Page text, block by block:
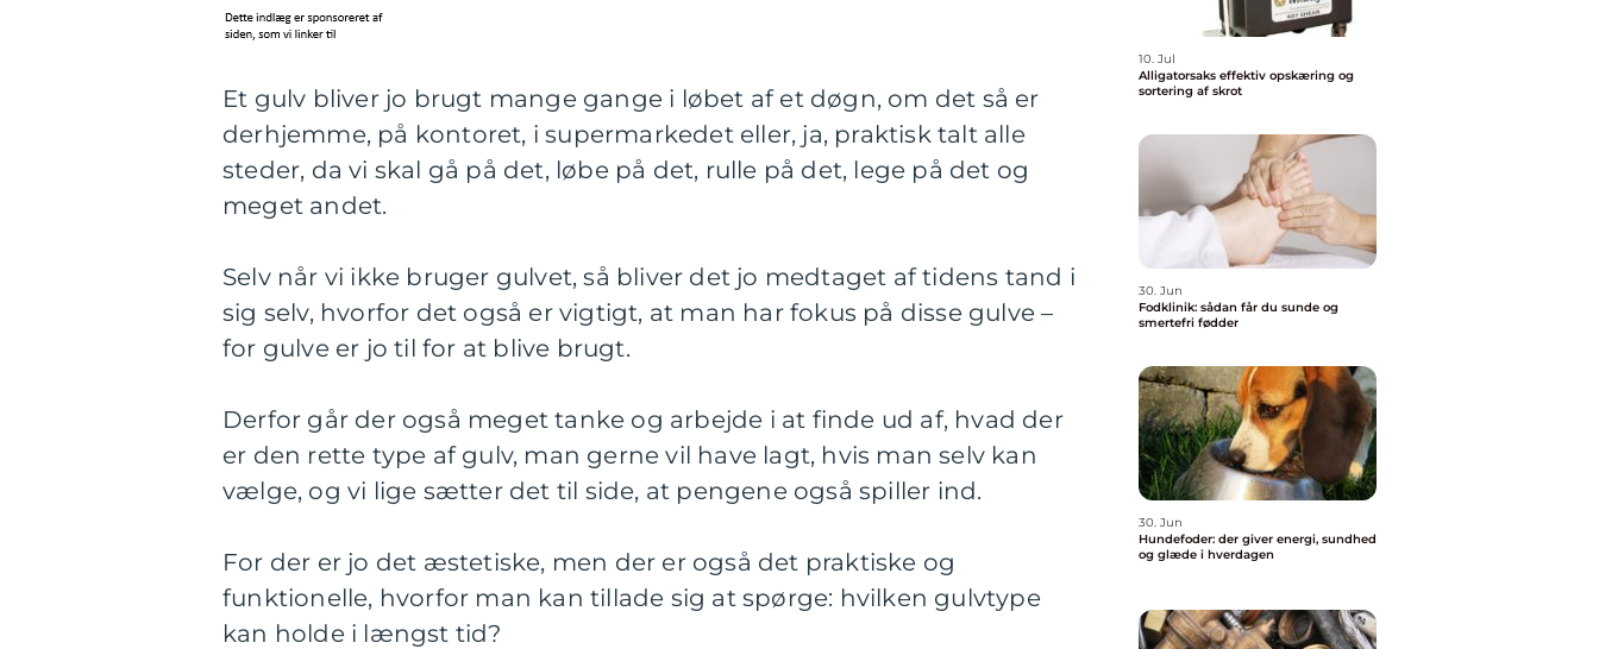
Et gulv bliver jo brugt mange gange i løbet af et døgn, om det så er
derhjemme, på kontoret, i supermarkedet eller, ja, praktisk talt alle
steder, da vi skal gå på det, løbe på det, rulle på det, lege på det og
meget andet.
Selv når vi ikke bruger gulvet, så bliver det jo medtaget af tidens tand i
sig selv, hvorfor det også er vigtigt, at man har fokus på disse gulve –
for gulve er jo til for at blive brugt.
Derfor går der også meget tanke og arbejde i at finde ud af, hvad der
er den rette type af gulv, man gerne vil have lagt, hvis man selv kan
vælge, og vi lige sætter det til side, at pengene også spiller ind.
For der er jo det æstetiske, men der er også det praktiske og
funktionelle, hvorfor man kan tillade sig at spørge: hvilken gulvtype
kan holde i længst tid?
10. Jul
Alligatorsaks effektiv opskæring og
sortering af skrot
30. Jun
Fodklinik: sådan får du sunde og
smertefri fødder
30. Jun
Hundefoder: der giver energi, sundhed
og glæde i hverdagen